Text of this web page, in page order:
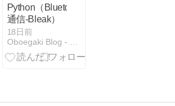
Python（Bluetooth
通信-Bleak）
18日前